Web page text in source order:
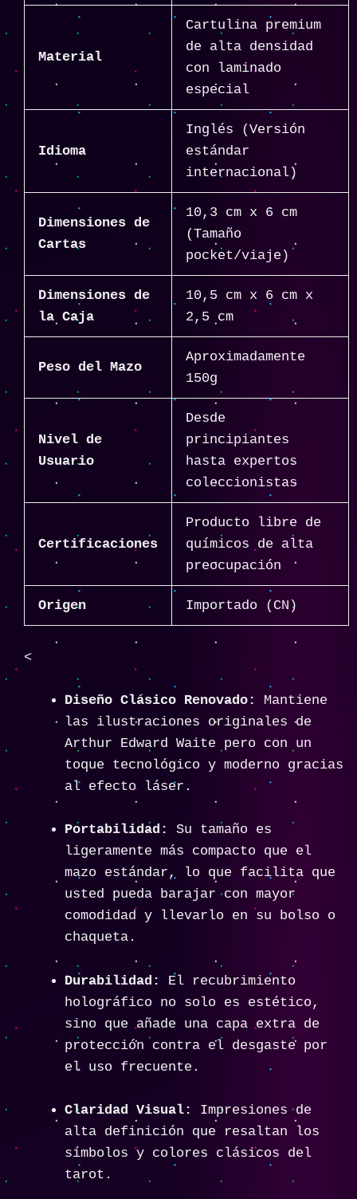
Material
Cartulina premium
de alta densidad
con laminado
especial
Idioma
Inglés (Versión
estándar
internacional)
Dimensiones de
Cartas
10,3 cm x 6 cm
(Tamaño
pocket/viaje)
Dimensiones de
la Caja
10,5 cm x 6 cm x
2,5 cm
Peso del Mazo
Aproximadamente
150g
Nivel de
Usuario
Desde
principiantes
hasta expertos
coleccionistas
Certificaciones
Producto libre de
químicos de alta
preocupación
Origen Importado (CN)
<
Diseño Clásico Renovado:
Mantiene
las ilustraciones originales de
Arthur Edward Waite pero con un
toque tecnológico y moderno gracias
al efecto láser.
Portabilidad:
Su tamaño es
ligeramente más compacto que el
mazo estándar, lo que facilita que
usted pueda barajar con mayor
comodidad y llevarlo en su bolso o
chaqueta.
Durabilidad:
El recubrimiento
holográfico no solo es estético,
sino que añade una capa extra de
protección contra el desgaste por
el uso frecuente.
Claridad Visual:
Impresiones de
alta definición que resaltan los
símbolos y colores clásicos del
tarot.